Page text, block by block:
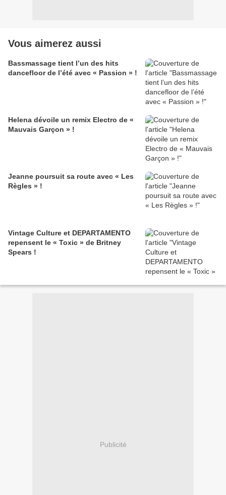
Vous aimerez aussi
Bassmassage tient l’un des hits
dancefloor de l’été avec « Passion » !
Helena dévoile un remix Electro de «
Mauvais Garçon » !
Jeanne poursuit sa route avec « Les
Règles » !
Vintage Culture et DEPARTAMENTO
repensent le « Toxic » de Britney
Spears !
Publicité